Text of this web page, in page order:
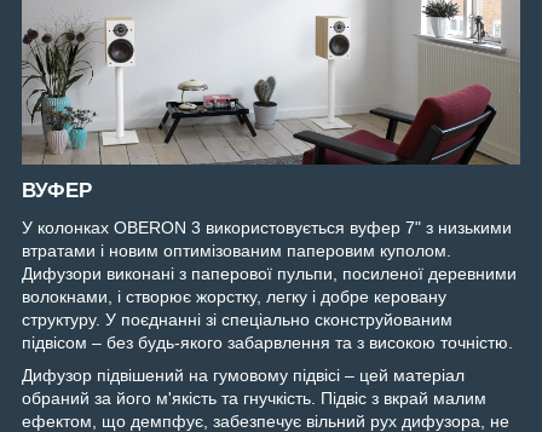
ВУФЕР
У колонках OBERON 3 використовується вуфер 7" з низькими
втратами і новим оптимізованим паперовим куполом.
Дифузори виконані з паперової пульпи, посиленої деревними
волокнами, і створює жорстку, легку і добре керовану
структуру. У поєднанні зі спеціально сконструйованим
підвісом – без будь-якого забарвлення та з високою точністю.
Дифузор підвішений на гумовому підвісі – цей матеріал
обраний за його м'якість та гнучкість. Підвіс з вкрай малим
ефектом, що демпфує, забезпечує вільний рух дифузора, не